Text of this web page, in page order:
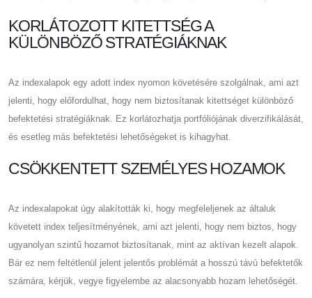
KORLÁTOZOTT KITETTSÉG A
KÜLÖNBÖZŐ STRATÉGIÁKNAK
Az indexalapok egy adott index nyomon követésére szolgálnak, ami azt
jelenti, hogy előfordulhat, hogy nem biztosítanak kitettséget különböző
befektetési stratégiáknak. Ez korlátozhatja portfóliójának diverzifikálását,
és esetleg más befektetési lehetőségeket is kihagyhat.
CSÖKKENTETT SZEMÉLYES HOZAMOK
Az indexalapokat úgy alakították ki, hogy megfeleljenek az általuk
követett index teljesítményének, ami azt jelenti, hogy nem biztos, hogy
ugyanolyan szintű hozamot biztosítanak, mint az aktívan kezelt alapok.
Bár ez nem feltétlenül jelent jelentős problémát a hosszú távú befektetők
számára, kérjük, vegye figyelembe az alacsonyabb hozam lehetőségét.